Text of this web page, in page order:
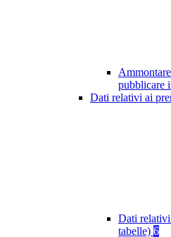
pubblicare
Dati relativi ai
Dati
tabelle) 6